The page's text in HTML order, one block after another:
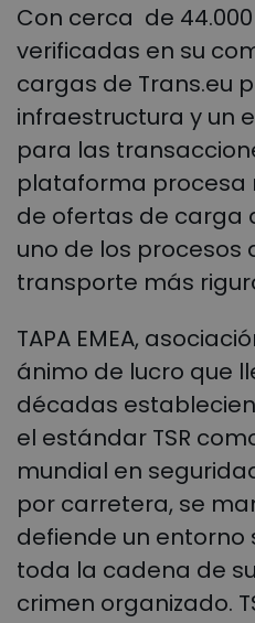
Con cerca de
verificadas en su
cargas de Trans.eu
infraestructura y un
para las
plataforma procesa
de ofertas de carga
uno de los procesos
transporte más
TAPA EMEA,
ánimo de lucro que
décadas
el estándar TSR
mundial en
por carretera, se
defiende un
toda la cadena de
crimen organizado.